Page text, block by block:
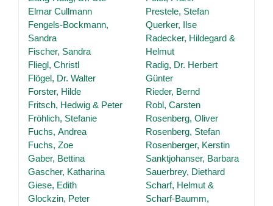
Elmar Cullmann
Fengels-Bockmann,
Sandra
Fischer, Sandra
Fliegl, Christl
Flögel, Dr. Walter
Forster, Hilde
Fritsch, Hedwig & Peter
Fröhlich, Stefanie
Fuchs, Andrea
Fuchs, Zoe
Gaber, Bettina
Gascher, Katharina
Giese, Edith
Glockzin, Peter
Prestele, Stefan
Querker, Ilse
Radecker, Hildegard &
Helmut
Radig, Dr. Herbert
Günter
Rieder, Bernd
Robl, Carsten
Rosenberg, Oliver
Rosenberg, Stefan
Rosenberger, Kerstin
Sanktjohanser, Barbara
Sauerbrey, Diethard
Scharf, Helmut &
Scharf-Baumm,